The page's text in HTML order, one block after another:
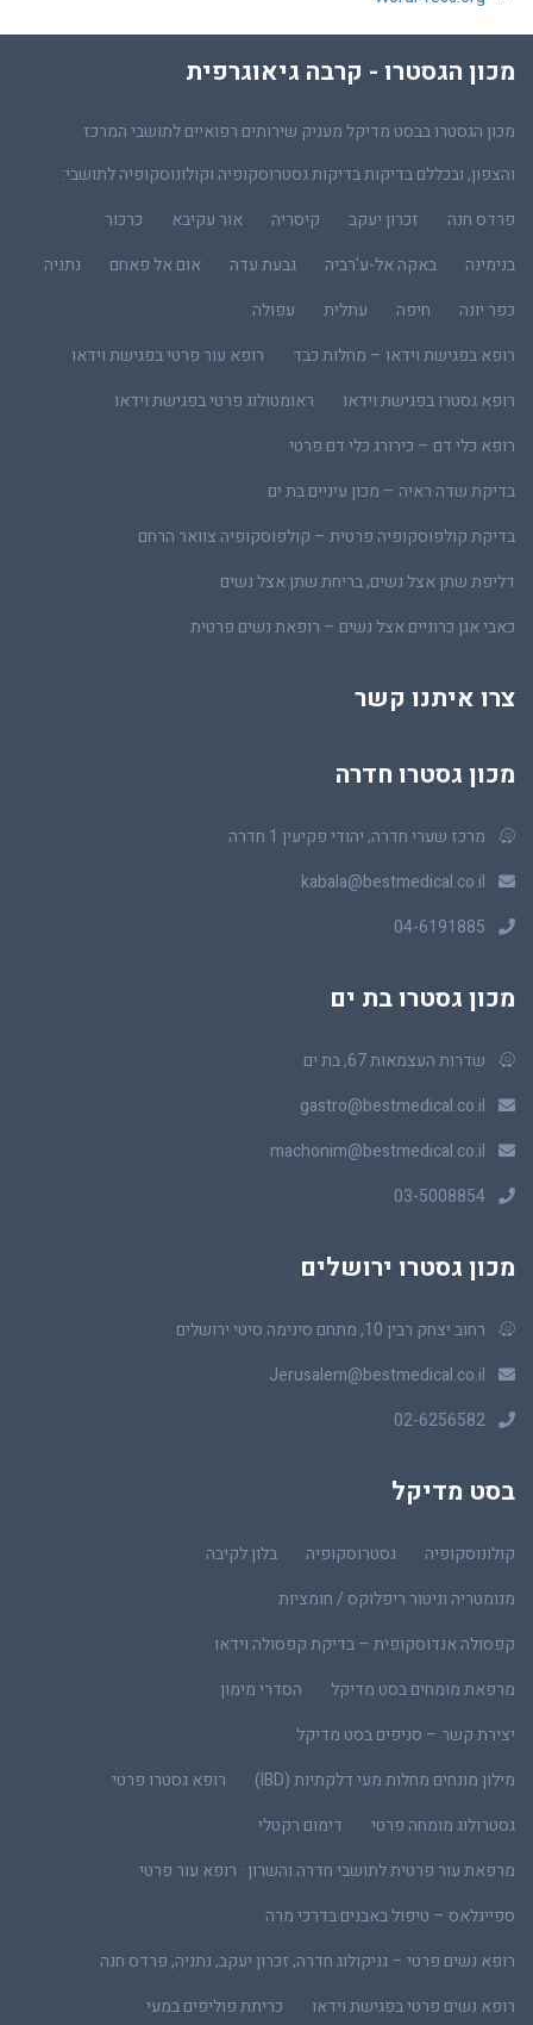
מכון הגסטרו - קרבה גיאוגרפית
מכון הגסטרו בבסט מדיקל מעניק שירותים רפואיים לתושבי המרכז
והצפון, ובכללם בדיקות בדיקות גסטרוסקופיה וקולונוסקופיה לתושבי:
פרדס חנה
זכרון יעקב קיסריה אור עקיבא
כרכור
בנימינה
באקה אל-ע'רביה גבעת עדה אום אל פאחם
נתניה
כפר יונה
חיפה עתלית
עפולה
רופא בפגישת וידאו – מחלות כבד
רופא עור פרטי בפגישת וידאו
רופא גסטרו בפגישת וידאו
ראומטולוג פרטי בפגישת וידאו
רופא כלי דם – כירורג כלי דם פרטי
בדיקת שדה ראיה – מכון עיניים בת ים
בדיקת קולפוסקופיה פרטית – קולפוסקופיה צוואר הרחם
דליפת שתן אצל נשים, בריחת שתן אצל נשים
כאבי אגן כרוניים אצל נשים – רופאת נשים פרטית
צרו איתנו קשר
מכון גסטרו חדרה
מרכז שערי חדרה, יהודי פקיעין 1 חדרה
kabala@bestmedical.co.il
04-6191885
מכון גסטרו בת ים
שדרות העצמאות 67, בת ים
gastro@bestmedical.co.il
machonim@bestmedical.co.il
03-5008854
מכון גסטרו ירושלים
רחוב יצחק רבין 10, מתחם סינימה סיטי ירושלים
Jerusalem@bestmedical.co.il
02-6256582
בסט מדיקל
קולונוסקופיה גסטרוסקופיה
בלון לקיבה
מנומטריה וניטור ריפלוקס / חומציות
קפסולה אנדוסקופית – בדיקת קפסולה וידאו
מרפאת מומחים בסט מדיקל
הסדרי מימון
יצירת קשר – סניפים בסט מדיקל
מילון מונחים מחלות מעי דלקתיות (IBD)
רופא גסטרו פרטי
גסטרולוג מומחה פרטי
דימום רקטלי
מרפאת עור פרטית לתושבי חדרה והשרון · רופא עור פרטי
ספייגלאס – טיפול באבנים בדרכי מרה
רופא נשים פרטי – גניקולוג חדרה, זכרון יעקב, נתניה, פרדס חנה
רופא נשים פרטי בפגישת וידאו
כריתת פוליפים במעי